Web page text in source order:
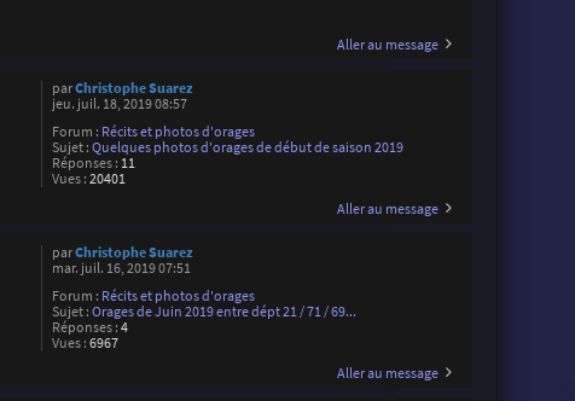
Aller au message
parChristophe Suarez
jeu. juil. 18, 2019 08:57
Forum : Récits et photos d'orages
Sujet : Quelques photos d'orages de début de saison 2019
Réponses : 11
Vues : 20401
Aller au message
parChristophe Suarez
mar. juil. 16, 2019 07:51
Forum : Récits et photos d'orages
Sujet : Orages de Juin 2019 entre dépt 21 / 71 / 69...
Réponses : 4
Vues : 6967
Aller au message